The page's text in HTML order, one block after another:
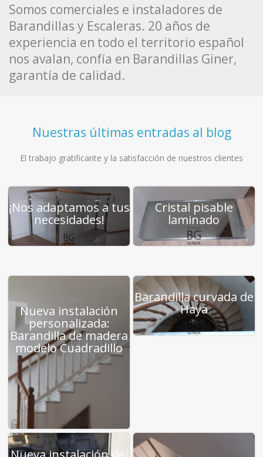
Somos comerciales e instaladores de
Barandillas y Escaleras. 20 años de
experiencia en todo el territorio español
nos avalan, confía en Barandillas Giner,
garantía de calidad.
Nuestras últimas entradas al blog
El trabajo gratificante y la satisfacción de nuestros clientes
¡Nos adaptamos a tus
necesidades!
Cristal pisable
laminado
Nueva instalación
personalizada:
Barandilla de madera
modelo Cuadradillo
Barandilla curvada de
Haya